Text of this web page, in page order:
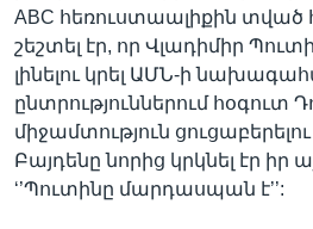
ABC հեռուստաալիքին տված
շեշտել էր, որ Վլադիմիր
լինելու կրել ԱՄՆ-ի
ընտրություններում հօգուտ
միջամտություն
Բայդենը նորից կրկնել էր իր
‘’Պուտինը մարդասպան է’’: